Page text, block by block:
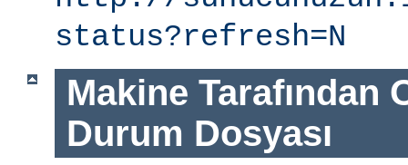
status?refresh=N
Makine Tarafından
Durum Dosyası